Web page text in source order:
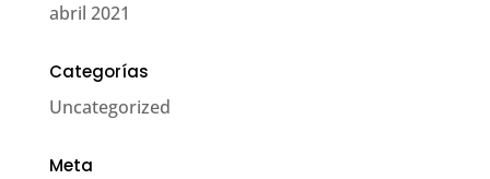
abril 2021
Categorías
Uncategorized
Meta